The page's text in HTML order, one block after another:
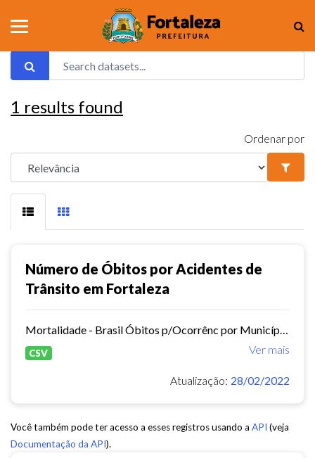
1 results found
Ordenar por
Número de Óbitos por Acidentes de
Trânsito em Fortaleza
Ver mais
CSV
Atualização: 28/02/2022
Você também pode ter acesso a esses registros usando a API (veja
Documentação da API).